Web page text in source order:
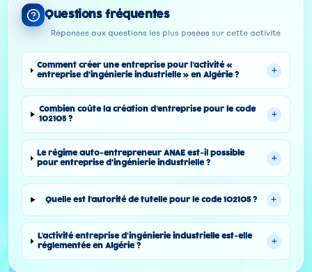
Questions fréquentes
Réponses aux questions les plus posées sur cette activité
Comment créer une entreprise pour l'activité «
entreprise d'ingénierie industrielle » en Algérie ?
+
Combien coûte la création d'entreprise pour le code
102105 ?
+
Le régime auto-entrepreneur ANAE est-il possible
pour entreprise d'ingénierie industrielle ?
+
Quelle est l'autorité de tutelle pour le code 102105 ? +
L'activité entreprise d'ingénierie industrielle est-elle
réglementée en Algérie ?
+